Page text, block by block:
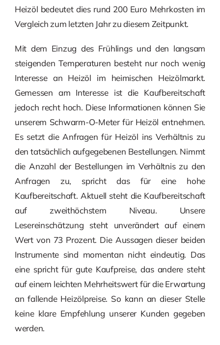
Heizöl bedeutet dies rund 200 Euro Mehrkosten im
Vergleich zum letzten Jahr zu diesem Zeitpunkt.
Mit dem Einzug des Frühlings und den langsam
steigenden Temperaturen besteht nur noch wenig
Interesse an Heizöl im heimischen Heizölmarkt.
Gemessen am Interesse ist die Kaufbereitschaft
jedoch recht hoch. Diese Informationen können Sie
unserem Schwarm-O-Meter für Heizöl entnehmen.
Es setzt die Anfragen für Heizöl ins Verhältnis zu
den tatsächlich aufgegebenen Bestellungen. Nimmt
die Anzahl der Bestellungen im Verhältnis zu den
Anfragen zu, spricht das für eine hohe
Kaufbereitschaft. Aktuell steht die Kaufbereitschaft
auf zweithöchstem Niveau. Unsere
Lesereinschätzung steht unverändert auf einem
Wert von 73 Prozent. Die Aussagen dieser beiden
Instrumente sind momentan nicht eindeutig. Das
eine spricht für gute Kaufpreise, das andere steht
auf einem leichten Mehrheitswert für die Erwartung
an fallende Heizölpreise. So kann an dieser Stelle
keine klare Empfehlung unserer Kunden gegeben
werden.